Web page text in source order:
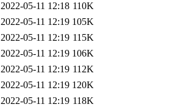
2022-05-11 12:18 110K
2022-05-11 12:19 105K
2022-05-11 12:19 115K
2022-05-11 12:19 106K
2022-05-11 12:19 112K
2022-05-11 12:19 120K
2022-05-11 12:19 118K